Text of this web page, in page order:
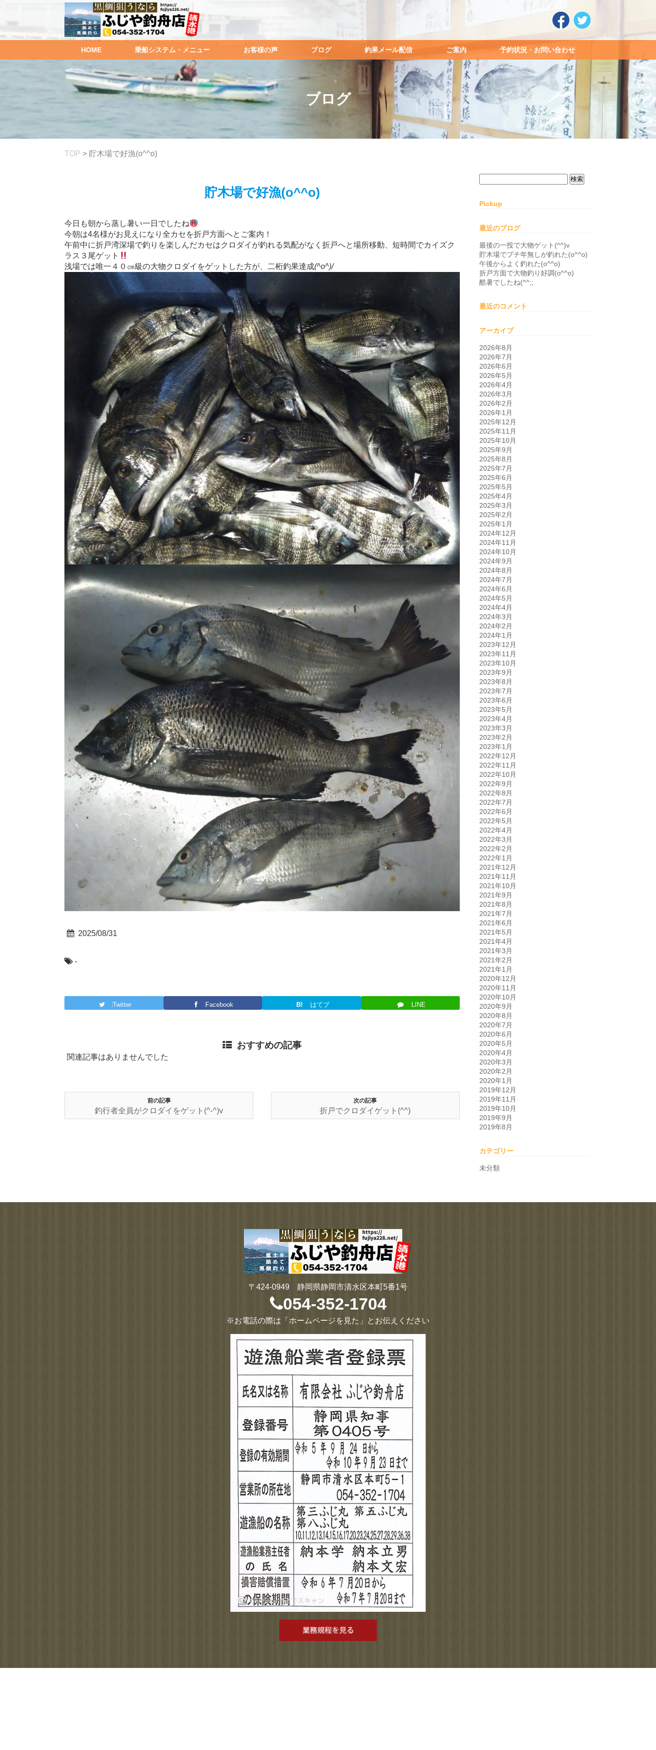
HOME 乗船システム・メニュー お客様の声 ブログ 釣果メール配信 ご案内 予約状況・お問い合わせ
ブログ
TOP > 貯木場で好漁(o^^o)
貯木場で好漁(o^^o)
今日も朝から蒸し暑い一日でしたね
今朝は4名様がお見えになり全カセを折戸方面へとご案内！
午前中に折戸湾深場で釣りを楽しんだカセはクロダイが釣れる気配がなく折戸へと場所移動、短時間でカイズク
ラス３尾ゲット
浅場では唯一４０㎝級の大物クロダイをゲットした方が、二桁釣果達成(^o^)/
2025/08/31
-
Twitter Facebook B! はてブ LINE
おすすめの記事
関連記事はありませんでした
前の記事
釣行者全員がクロダイをゲット(^-^)v
次の記事
折戸でクロダイゲット(^^)
索:
Pickup
最近のブログ
最後の一投で大物ゲット(^^)v
貯木場でプチ年無しが釣れた(o^^o)
午後からよく釣れた(o^^o)
折戸方面で大物釣り好調(o^^o)
酷暑でしたね(^^;;
最近のコメント
アーカイブ
2026年8月
2026年7月
2026年6月
2026年5月
2026年4月
2026年3月
2026年2月
2026年1月
2025年12月
2025年11月
2025年10月
2025年9月
2025年8月
2025年7月
2025年6月
2025年5月
2025年4月
2025年3月
2025年2月
2025年1月
2024年12月
2024年11月
2024年10月
2024年9月
2024年8月
2024年7月
2024年6月
2024年5月
2024年4月
2024年3月
2024年2月
2024年1月
2023年12月
2023年11月
2023年10月
2023年9月
2023年8月
2023年7月
2023年6月
2023年5月
2023年4月
2023年3月
2023年2月
2023年1月
2022年12月
2022年11月
2022年10月
2022年9月
2022年8月
2022年7月
2022年6月
2022年5月
2022年4月
2022年3月
2022年2月
2022年1月
2021年12月
2021年11月
2021年10月
2021年9月
2021年8月
2021年7月
2021年6月
2021年5月
2021年4月
2021年3月
2021年2月
2021年1月
2020年12月
2020年11月
2020年10月
2020年9月
2020年8月
2020年7月
2020年6月
2020年5月
2020年4月
2020年3月
2020年2月
2020年1月
2019年12月
2019年11月
2019年10月
2019年9月
2019年8月
カテゴリー
未分類
〒424-0949 静岡県静岡市清水区本町5番1号
054-352-1704
※お電話の際は「ホームページを見た」とお伝えください